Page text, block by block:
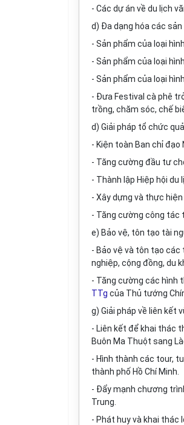
- Các dự án về du lịch
d) Đa dạng hóa các
- Sản phẩm của loại
- Sản phẩm của loại
- Sản phẩm của loại
- Đưa Festival cà phê
trồng, chăm sóc, chế
d) Giải pháp tổ chức
- Kiện toàn Ban chỉđạo
- Tăng cường đầu tư
- Thành lập Hiệp hội du
- Xây dựng và thực
- Tăng cường công tác
e) Bảo vệ, tôn tạo tài
- Bảo vệ và tôn tạo các
nghiệp, cộng đồng, du
- Tăng cường các hình
TTg của Thủ tướng
g) Giải pháp về liên kết
- Liên kết để khai thác
Buôn Ma Thuột sang
- Hình thành các tour,
thành phố Hồ Chí Minh.
- Đẩy mạnh chương
Trung.
- Phát huy và khai thác